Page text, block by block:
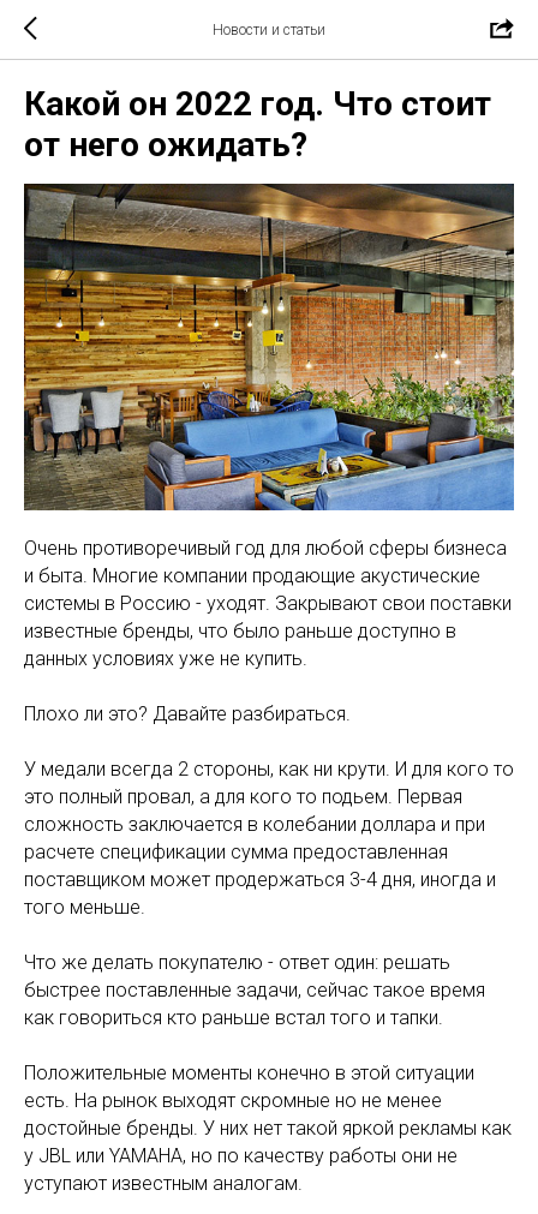
Новости и статьи
Какой он 2022 год. Что стоит
от него ожидать?
Очень противоречивый год для любой сферы бизнеса
и быта. Многие компании продающие акустические
системы в Россию - уходят. Закрывают свои поставки
известные бренды, что было раньше доступно в
данных условиях уже не купить.
Плохо ли это? Давайте разбираться.
У медали всегда 2 стороны, как ни крути. И для кого то
это полный провал, а для кого то подьем. Первая
сложность заключается в колебании доллара и при
расчете спецификации сумма предоставленная
поставщиком может продержаться 3-4 дня, иногда и
того меньше.
Что же делать покупателю - ответ один: решать
быстрее поставленные задачи, сейчас такое время
как говориться кто раньше встал того и тапки.
Положительные моменты конечно в этой ситуации
есть. На рынок выходят скромные но не менее
достойные бренды. У них нет такой яркой рекламы как
у JBL или YAMAHA, но по качеству работы они не
уступают известным аналогам.